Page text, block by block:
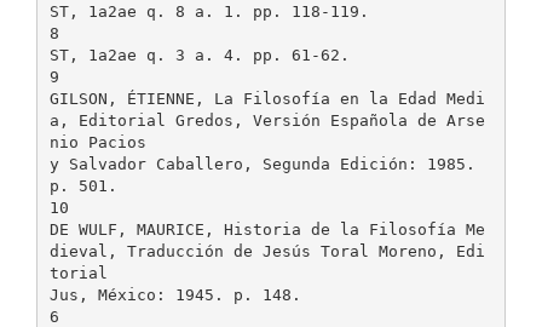
ST, 1a2ae q. 8 a. 1. pp. 118-119.
8
ST, 1a2ae q. 3 a. 4. pp. 61-62.
9
GILSON, ÉTIENNE, La Filosofía en la Edad Medi
a, Editorial Gredos, Versión Española de Arse
nio Pacios
y Salvador Caballero, Segunda Edición: 1985.
p. 501.
10
DE WULF, MAURICE, Historia de la Filosofía Me
dieval, Traducción de Jesús Toral Moreno, Edi
torial
Jus, México: 1945. p. 148.
6